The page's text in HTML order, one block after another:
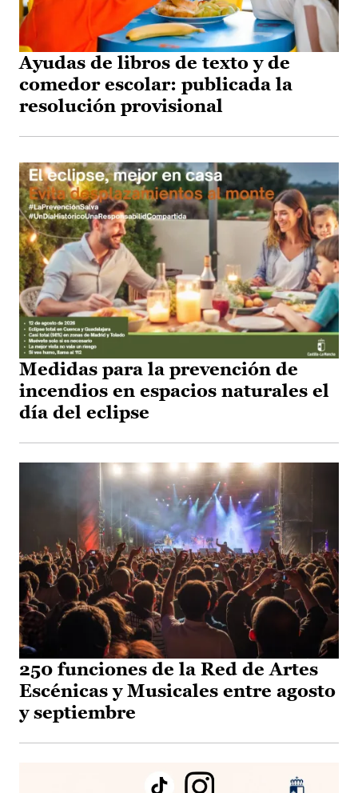
Ayudas de libros de texto y de
comedor escolar: publicada la
resolución provisional
Medidas para la prevención de
incendios en espacios naturales el
día del eclipse
250 funciones de la Red de Artes
Escénicas y Musicales entre agosto
y septiembre